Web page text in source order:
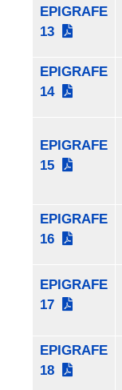
EPIGRAFE
13
EPIGRAFE
14
EPIGRAFE
15
EPIGRAFE
16
EPIGRAFE
17
EPIGRAFE
18